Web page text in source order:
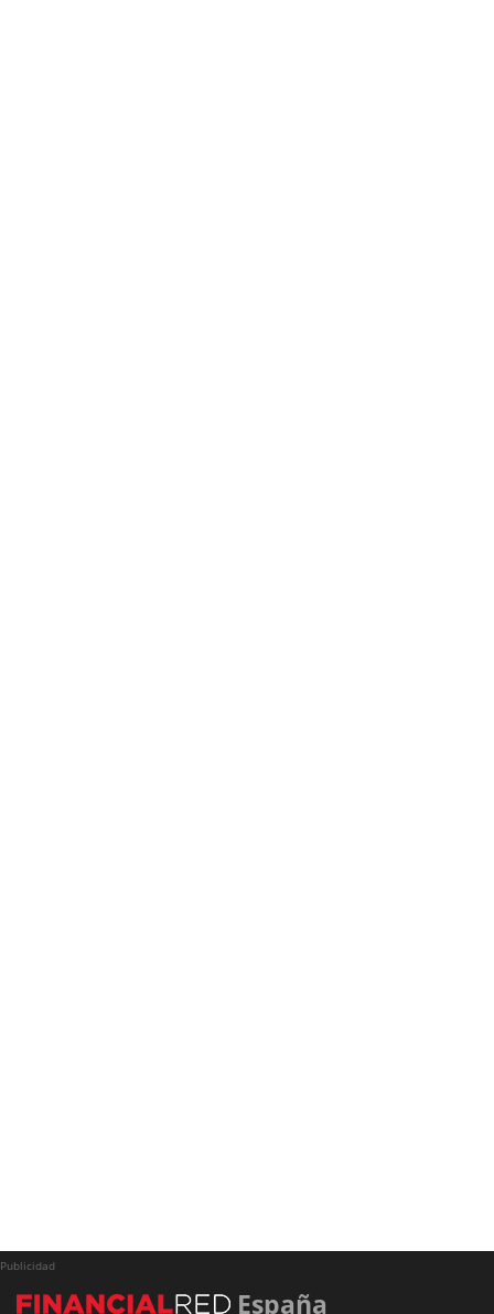
Publicidad
España